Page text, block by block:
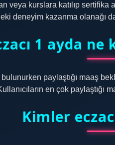
veya kurslara katılıp
deneyim kazanma olanağı
1 ayda ne
bulunurken paylaştığı maaş
en çok paylaştığı
Kimler